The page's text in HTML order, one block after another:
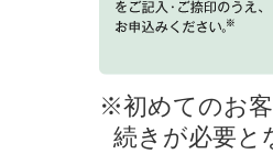
※初めてのお
続きが必要と